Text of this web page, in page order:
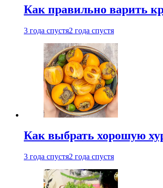
Как правильно варить
3 года спустя2 года спустя
Как выбрать хорошую
3 года спустя2 года спустя